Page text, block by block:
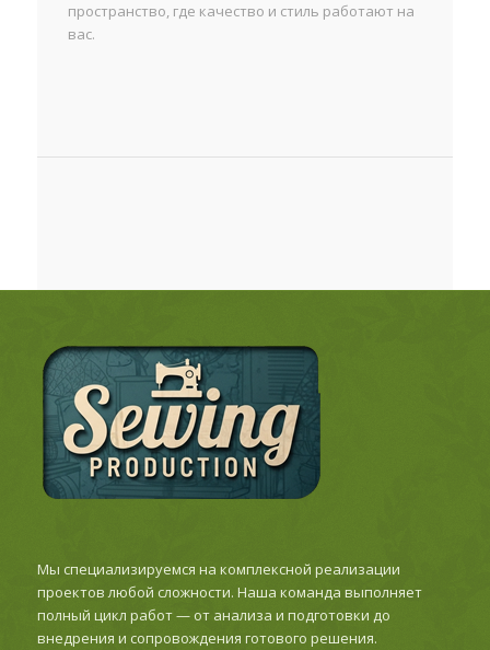
пространство, где качество и стиль работают на
вас.
Мы специализируемся на комплексной реализации
проектов любой сложности. Наша команда выполняет
полный цикл работ — от анализа и подготовки до
внедрения и сопровождения готового решения.